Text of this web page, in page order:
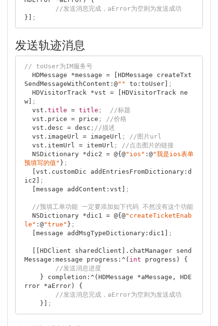
//发送消息完成，aError为空则为发送成功
}]
;
发送轨迹消息
// toUser为IM服务号
SendMessageWithContent:@"" to:toUser]
;
w]
;
  vst.
title = title ;  //标题
  vst.price = price
; //价格
  vst.desc = desc
;//描述
  vst.imageUrl = imageUrl
; //图片url
  vst.itemUrl = itemUrl
; //点击图片的链接
  NSDictionary *dic2 = @{@
"ios" :@"我是ios表单
预填写的值" } ;
ic2]
;
  [message addContent:vst]
;
//预填工单功能 一定要添加如下代码 不然没有这个功能
  NSDictionary *dic1 = @{@
"createTicketEnab
le" :@"true" } ;
  [message addMsgTypeDictionary:dic1]
;
Message:message progress:^( int progress) {
//发送消息进度
rror *aError) {
//发送消息完成，aError为空则为发送成功
    }]
;